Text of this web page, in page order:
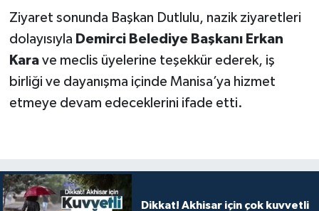
Ziyaret sonunda Başkan Dutlulu, nazik ziyaretleri
dolayısıyla Demirci Belediye Başkanı Erkan
Karave meclis üyelerine teşekkür ederek, iş
birliği ve dayanışma içinde Manisa’ya hizmet
etmeye devam edeceklerini ifade etti.
Dikkat! Akhisar için çok kuvvetli